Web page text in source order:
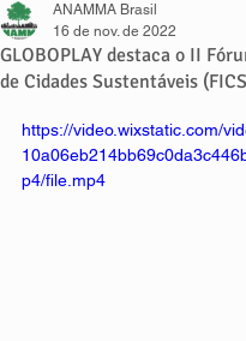
GLOBOPLAY destaca o II
de Cidades Sustentáveis
ANAMMA Brasil
16 de nov. de 2022
https://video.wixstatic.com/
p4/file.mp4